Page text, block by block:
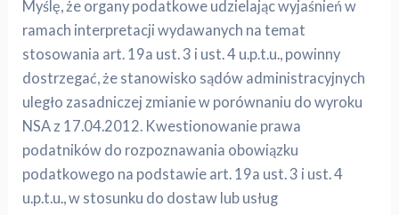
Myślę, że organy podatkowe udzielając wyjaśnień w
ramach interpretacji wydawanych na temat
stosowania art. 19a ust. 3 i ust. 4 u.p.t.u., powinny
dostrzegać, że stanowisko sądów administracyjnych
uległo zasadniczej zmianie w porównaniu do wyroku
NSA z 17.04.2012. Kwestionowanie prawa
podatników do rozpoznawania obowiązku
podatkowego na podstawie art. 19a ust. 3 i ust. 4
u.p.t.u., w stosunku do dostaw lub usług